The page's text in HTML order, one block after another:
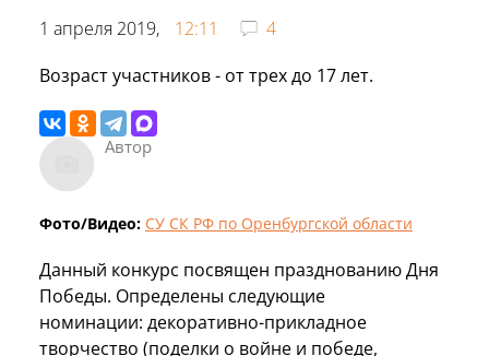
1 апреля 2019, 12:11
4
Возраст участников - от трех до 17 лет.
Автор
Фото/Видео: СУ СК РФ по Оренбургской области
Данный конкурс посвящен празднованию Дня
Победы. Определены следующие
номинации: декоративно-прикладное
творчество (поделки о войне и победе,